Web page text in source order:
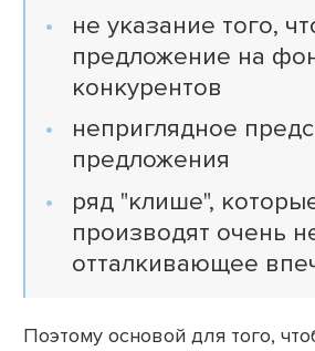
не указание того,
предложение на
конкурентов
неприглядное
предложения
ряд "клише",
производят очень
отталкивающее
Поэтому основой для того,